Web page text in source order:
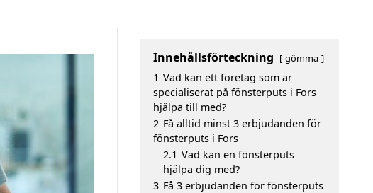
Innehållsförteckning gömma
1 Vad kan ett företag som är
specialiserat på fönsterputs i Fors
hjälpa till med?
2 Få alltid minst 3 erbjudanden för
fönsterputs i Fors
2.1 Vad kan en fönsterputs
hjälpa dig med?
3 Få 3 erbjudanden för fönsterputs